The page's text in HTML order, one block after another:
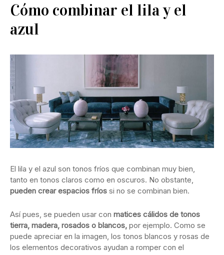
Cómo combinar el lila y el
azul
El lila y el azul son tonos fríos que combinan muy bien,
tanto en tonos claros como en oscuros. No obstante,
pueden crear espacios fríos si no se combinan bien.
Así pues, se pueden usar con matices cálidos de tonos
tierra, madera, rosados o blancos, por ejemplo. Como se
puede apreciar en la imagen, los tonos blancos y rosas de
los elementos decorativos ayudan a romper con el